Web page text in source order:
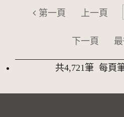
第一頁 上一頁
下一頁
共4,721筆 每頁